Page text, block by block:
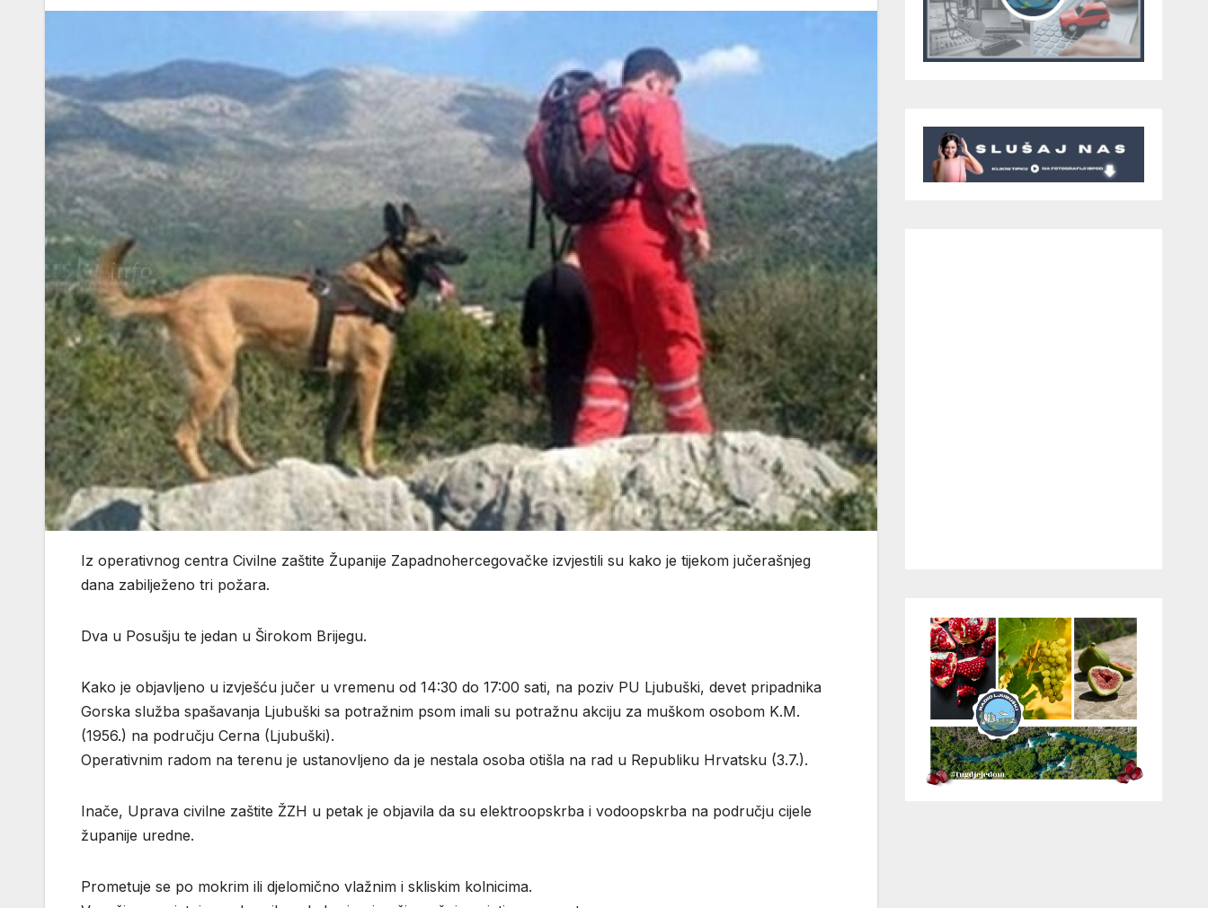
Iz operativnog centra Civilne zaštite Županije Zapadnohercegovačke izvjestili su kako je tijekom jučerašnjeg
dana zabilježeno tri požara.
Dva u Posušju te jedan u Širokom Brijegu.
Kako je objavljeno u izvješću jučer u vremenu od 14:30 do 17:00 sati, na poziv PU Ljubuški, devet pripadnika
Gorska služba spašavanja Ljubuški sa potražnim psom imali su potražnu akciju za muškom osobom K.M.
(1956.) na području Cerna (Ljubuški).
Operativnim radom na terenu je ustanovljeno da je nestala osoba otišla na rad u Republiku Hrvatsku (3.7.).
Inače, Uprava civilne zaštite ŽZH u petak je objavila da su elektroopskrba i vodoopskrba na području cijele
županije uredne.
Prometuje se po mokrim ili djelomično vlažnim i skliskim kolnicima.